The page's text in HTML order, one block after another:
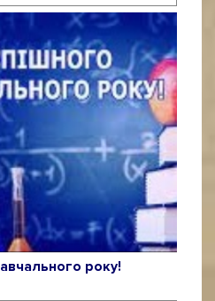
року!